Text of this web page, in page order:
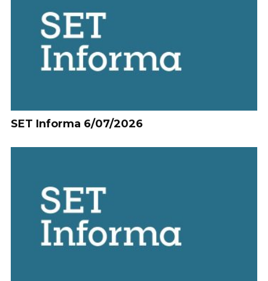
SET Informa 6/07/2026